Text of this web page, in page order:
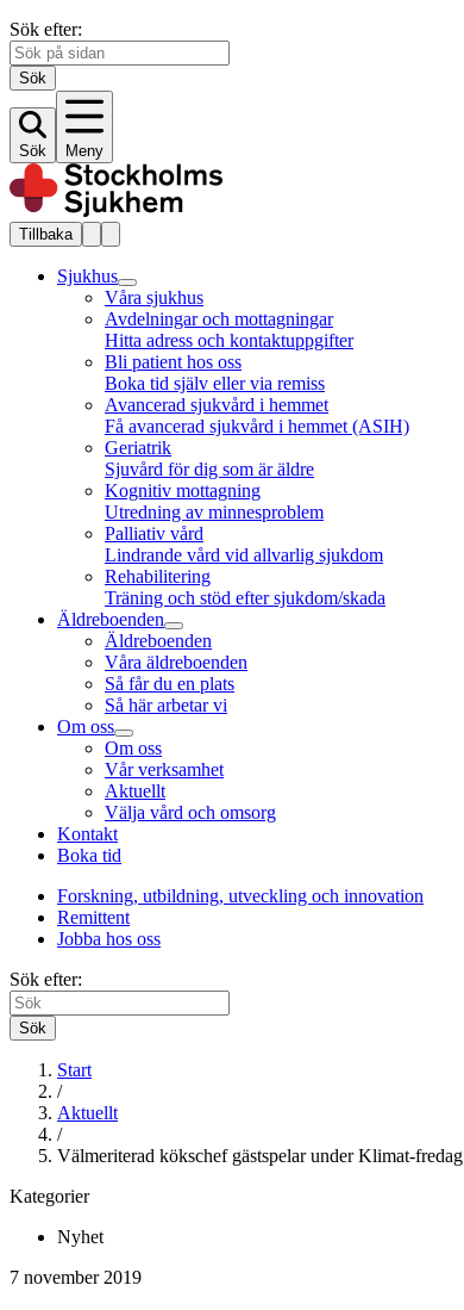
Sök efter:
Sök
Sök Meny
Tillbaka
Sjukhus
Våra sjukhus
Avdelningar och mottagningar
Hitta adress och kontaktuppgifter
Bli patient hos oss
Boka tid själv eller via remiss
Avancerad sjukvård i hemmet
Få avancerad sjukvård i hemmet (ASIH)
Geriatrik
Sjuvård för dig som är äldre
Kognitiv mottagning
Utredning av minnesproblem
Palliativ vård
Lindrande vård vid allvarlig sjukdom
Rehabilitering
Träning och stöd efter sjukdom/skada
Äldreboenden
Äldreboenden
Våra äldreboenden
Så får du en plats
Så här arbetar vi
Om oss
Om oss
Vår verksamhet
Aktuellt
Välja vård och omsorg
Kontakt
Boka tid
Forskning, utbildning, utveckling och innovation
Remittent
Jobba hos oss
Sök efter:
Sök
Start
/
Aktuellt
/
Välmeriterad kökschef gästspelar under Klimat-fredag
Kategorier
Nyhet
7 november 2019